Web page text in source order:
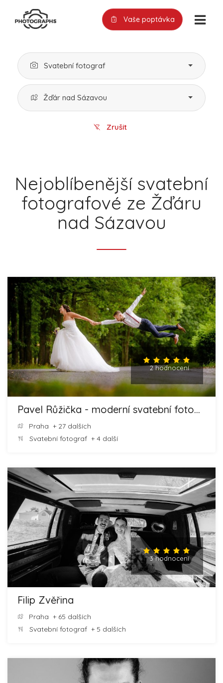
Vaše poptávka
Svatební fotograf
Žďár nad Sázavou
Zrušit
Nejoblíbenější svatební
fotografové ze Žďáru
nad Sázavou
2 hodnocení
Pavel Růžička - moderní svatební fotografie
Praha + 27 dalších
Svatební fotograf + 4 další
3 hodnocení
Filip Zvěřina
Praha + 65 dalších
Svatební fotograf + 5 dalších